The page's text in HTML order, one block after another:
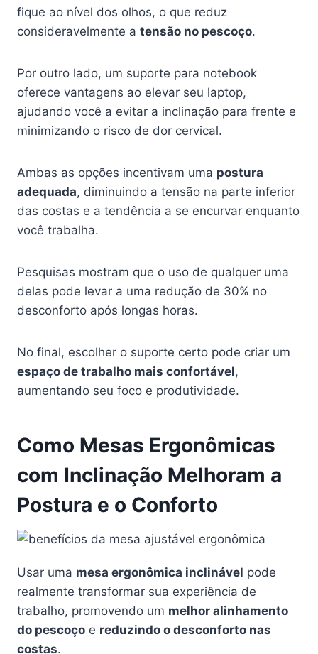
fique ao nível dos olhos, o que reduz
consideravelmente a tensão no pescoço.
Por outro lado, um suporte para notebook
oferece vantagens ao elevar seu laptop,
ajudando você a evitar a inclinação para frente e
minimizando o risco de dor cervical.
Ambas as opções incentivam uma postura
adequada, diminuindo a tensão na parte inferior
das costas e a tendência a se encurvar enquanto
você trabalha.
Pesquisas mostram que o uso de qualquer uma
delas pode levar a uma redução de 30% no
desconforto após longas horas.
No final, escolher o suporte certo pode criar um
espaço de trabalho mais confortável,
aumentando seu foco e produtividade.
Como Mesas Ergonômicas
com Inclinação Melhoram a
Postura e o Conforto
Usar uma mesa ergonômica inclinável pode
realmente transformar sua experiência de
trabalho, promovendo um melhor alinhamento
do pescoço e reduzindo o desconforto nas
costas.